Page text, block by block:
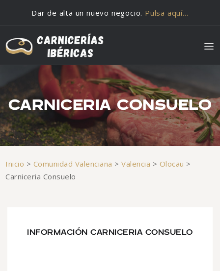
Dar de alta un nuevo negocio. Pulsa aquí…
CARNICERIA CONSUELO
Inicio > Comunidad Valenciana >Valencia > Olocau >
Carniceria Consuelo
INFORMACIÓN CARNICERIA CONSUELO